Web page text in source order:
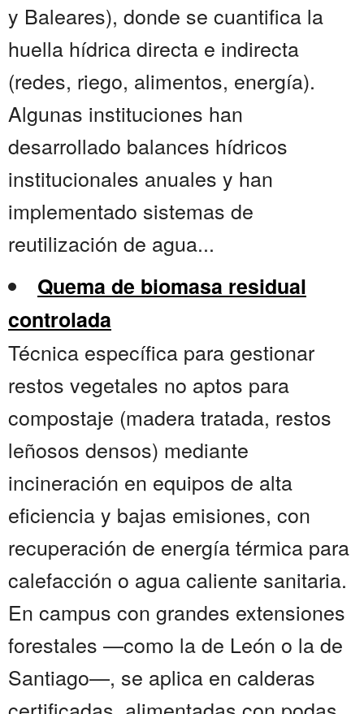
y Baleares), donde se cuantifica la
huella hídrica directa e indirecta
(redes, riego, alimentos, energía).
Algunas instituciones han
desarrollado balances hídricos
institucionales anuales y han
implementado sistemas de
reutilización de agua...
Quema de biomasa residual
controlada
Técnica específica para gestionar
restos vegetales no aptos para
compostaje (madera tratada, restos
leñosos densos) mediante
incineración en equipos de alta
eficiencia y bajas emisiones, con
recuperación de energía térmica para
calefacción o agua caliente sanitaria.
En campus con grandes extensiones
forestales —como la de León o la de
Santiago—, se aplica en calderas